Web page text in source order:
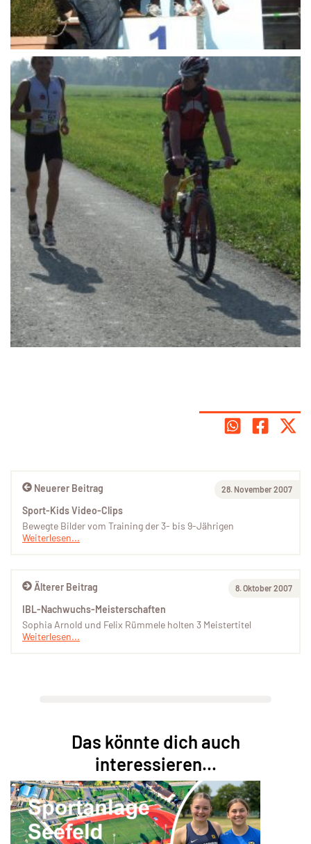
Älterer Beitrag 8. Oktober 2007
IBL-Nachwuchs-Meisterschaften
Sophia Arnold und Felix Rümmele holten 3 Meistertitel
Weiterlesen...
Neuerer Beitrag 28. November 2007
Sport-Kids Video-Clips
Bewegte Bilder vom Training der 3- bis 9-Jährigen
Weiterlesen...
Das könnte dich auch
interessieren...